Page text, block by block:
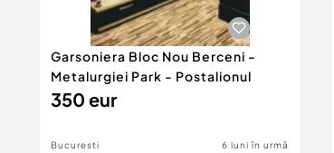
Garsoniera Bloc Nou Berceni -
Metalurgiei Park - Postalionul
350 eur
Bucuresti 6 luni în urmă